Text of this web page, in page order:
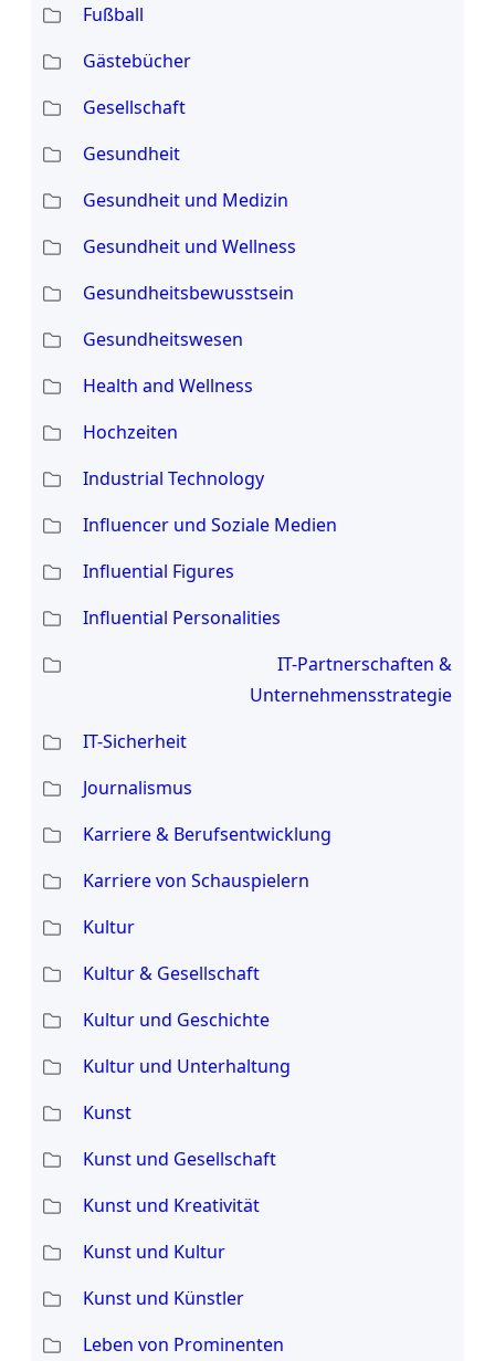
Fußball
Gästebücher
Gesellschaft
Gesundheit
Gesundheit und Medizin
Gesundheit und Wellness
Gesundheitsbewusstsein
Gesundheitswesen
Health and Wellness
Hochzeiten
Industrial Technology
Influencer und Soziale Medien
Influential Figures
Influential Personalities
IT-Partnerschaften &
Unternehmensstrategie
IT-Sicherheit
Journalismus
Karriere & Berufsentwicklung
Karriere von Schauspielern
Kultur
Kultur & Gesellschaft
Kultur und Geschichte
Kultur und Unterhaltung
Kunst
Kunst und Gesellschaft
Kunst und Kreativität
Kunst und Kultur
Kunst und Künstler
Leben von Prominenten